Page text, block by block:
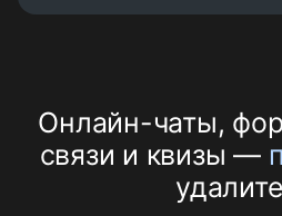
Онлайн-чаты,
связи и квизы —